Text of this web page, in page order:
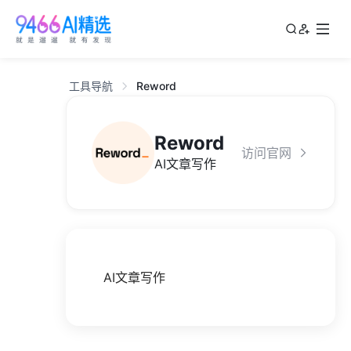
工具导航 Reword
Reword
AI文章写作
访问官网
AI文章写作